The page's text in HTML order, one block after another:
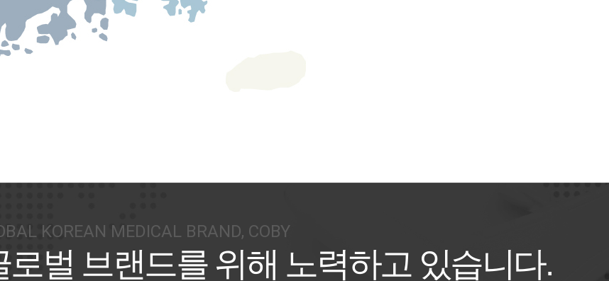
KOREAN MEDICAL BRAND, COBY
로벌 브랜드를 위해 노력하고 있습니다.